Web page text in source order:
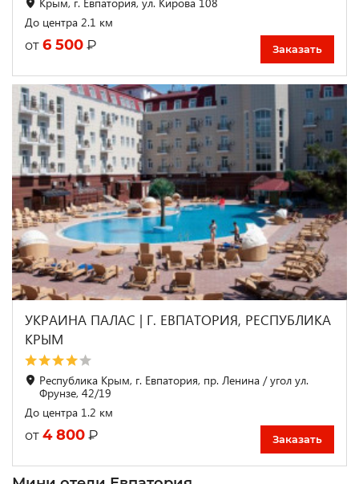
Крым, г. Евпатория, ул. Кирова 108
До центра 2.1 км
от 6 500 ₽ Заказать
УКРАИНА ПАЛАС | Г. ЕВПАТОРИЯ, РЕСПУБЛИКА
КРЫМ
Республика Крым, г. Евпатория, пр. Ленина / угол ул.
Фрунзе, 42/19
До центра 1.2 км
от 4 800 ₽ Заказать